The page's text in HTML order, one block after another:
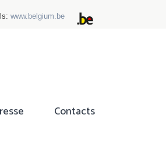
www.belgium.be
Contacts